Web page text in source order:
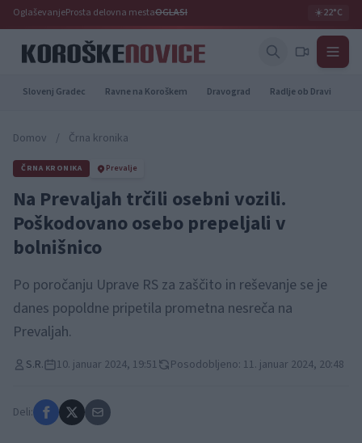
OglaševanjeProsta delovna mestaOGLASI ☀️22°C
Slovenj Gradec Ravne na Koroškem Dravograd Radlje ob Dravi
Domov / Črna kronika
ČRNA KRONIKA Prevalje
Na Prevaljah trčili osebni vozili.
Poškodovano osebo prepeljali v
bolnišnico
Po poročanju Uprave RS za zaščito in reševanje se je
danes popoldne pripetila prometna nesreča na
Prevaljah.
S.R. 10. januar 2024, 19:51 Posodobljeno: 11. januar 2024, 20:48
Deli: